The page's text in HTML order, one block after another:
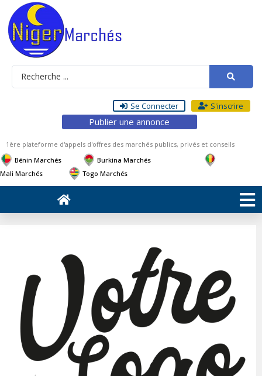
Se Connecter S'inscrire
Publier une annonce
1ère plateforme d'appels d'offres des marchés publics, privés et conseils
Bénin Marchés
Burkina Marchés
Mali Marchés
Togo Marchés